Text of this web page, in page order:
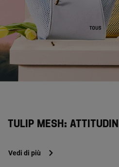
TULIP MESH:
Vedi di più